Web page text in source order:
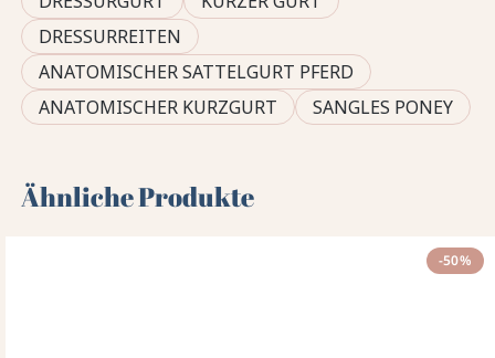
DRESSURREITEN
ANATOMISCHER SATTELGURT PFERD
ANATOMISCHER KURZGURT
SANGLES PONEY
Ähnliche Produkte
-50%